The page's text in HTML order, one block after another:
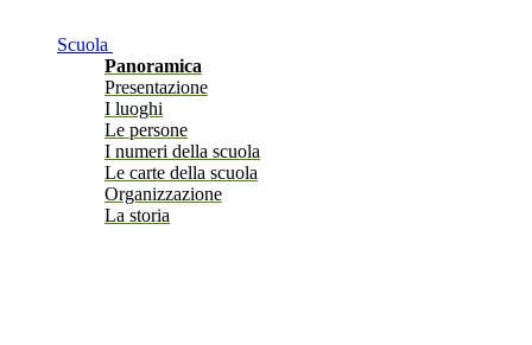
Scuola
Panoramica
Presentazione
I luoghi
Le persone
I numeri della scuola
Le carte della scuola
Organizzazione
La storia